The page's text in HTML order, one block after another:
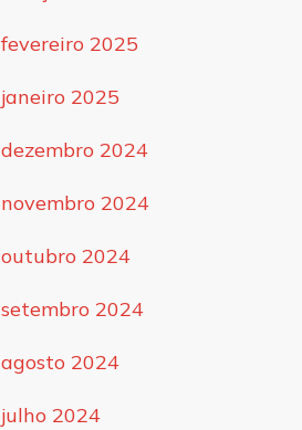
fevereiro 2025
janeiro 2025
dezembro 2024
novembro 2024
outubro 2024
setembro 2024
agosto 2024
julho 2024